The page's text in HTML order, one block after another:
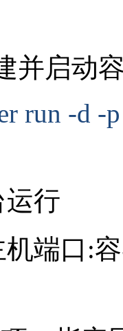
并启动
run -d -
运行
机端口: